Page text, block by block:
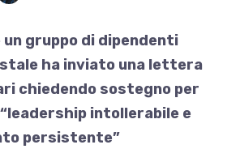
un gruppo di dipendenti
ha inviato una lettera
chiedendo sostegno per
intollerabile e
persistente”